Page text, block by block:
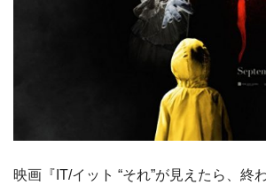
映画『IT/イット “それ”が見えたら、終